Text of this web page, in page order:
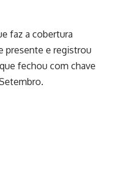
faz a cobertura
presente e registrou
fechou com chave